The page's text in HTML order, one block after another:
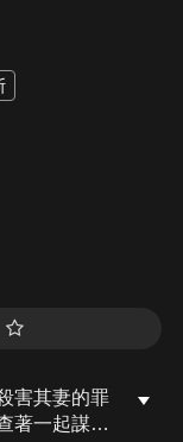
害其妻的罪
著一起謀殺